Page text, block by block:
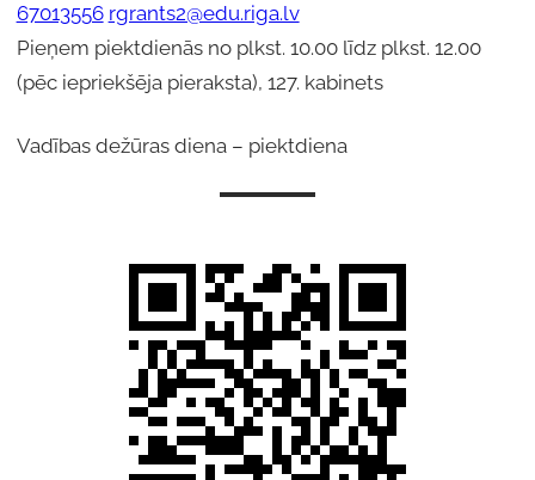
67013556 rgrants2@edu.riga.lv
Pieņem piektdienās no plkst. 10.00 līdz plkst. 12.00
(pēc iepriekšēja pieraksta), 127. kabinets
Vadības dežūras diena – piektdiena